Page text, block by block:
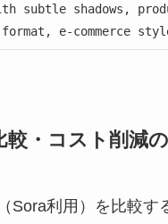
subtle shadows,
e-commerce
較・コスト削減
Sora利用）を比較す